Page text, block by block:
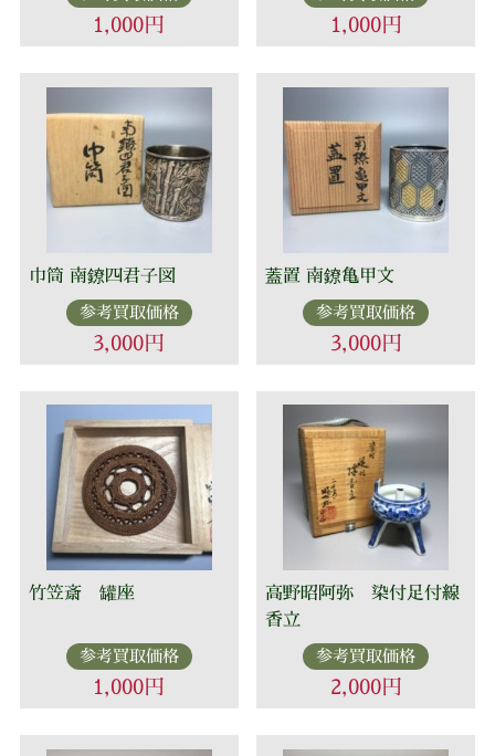
1,000円 1,000円
巾筒 南鐐四君子図
参考買取価格
3,000円
蓋置 南鐐亀甲文
参考買取価格
3,000円
竹笠斎 罐座
参考買取価格
1,000円
高野昭阿弥 染付足付線
香立
参考買取価格
2,000円